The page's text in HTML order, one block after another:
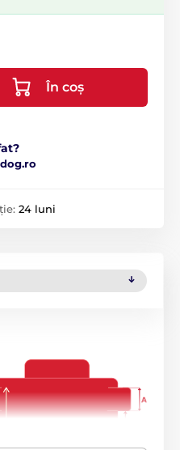
În coș
24 luni